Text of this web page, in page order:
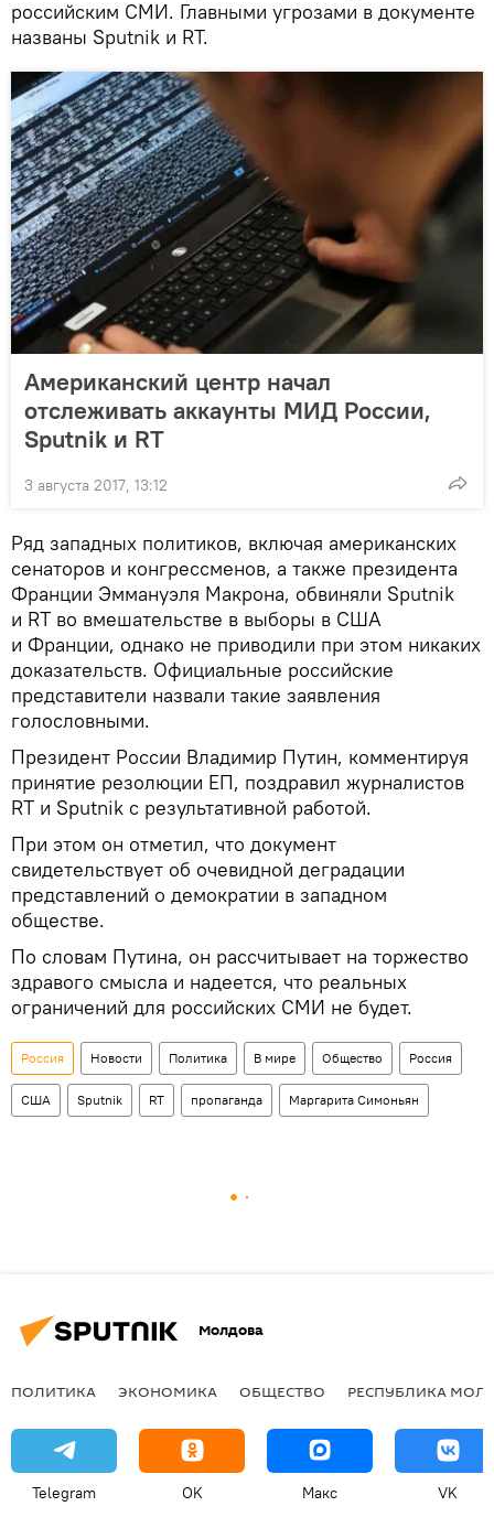
российским СМИ. Главными угрозами в документе
названы Sputnik и RT.
Американский центр начал
отслеживать аккаунты МИД России,
Sputnik и RT
3 августа 2017, 13:12
Ряд западных политиков, включая американских
сенаторов и конгрессменов, а также президента
Франции Эммануэля Макрона, обвиняли Sputnik
и RT во вмешательстве в выборы в США
и Франции, однако не приводили при этом никаких
доказательств. Официальные российские
представители назвали такие заявления
голословными.
Президент России Владимир Путин, комментируя
принятие резолюции ЕП, поздравил журналистов
RT и Sputnik с результативной работой.
При этом он отметил, что документ
свидетельствует об очевидной деградации
представлений о демократии в западном
обществе.
По словам Путина, он рассчитывает на торжество
здравого смысла и надеется, что реальных
ограничений для российских СМИ не будет.
Россия Новости Политика В мире Общество Россия
США Sputnik RT пропаганда Маргарита Симоньян
Молдова
ПОЛИТИКА ЭКОНОМИКА ОБЩЕСТВО РЕСПУБЛИКА
Telegram OK Макс VK